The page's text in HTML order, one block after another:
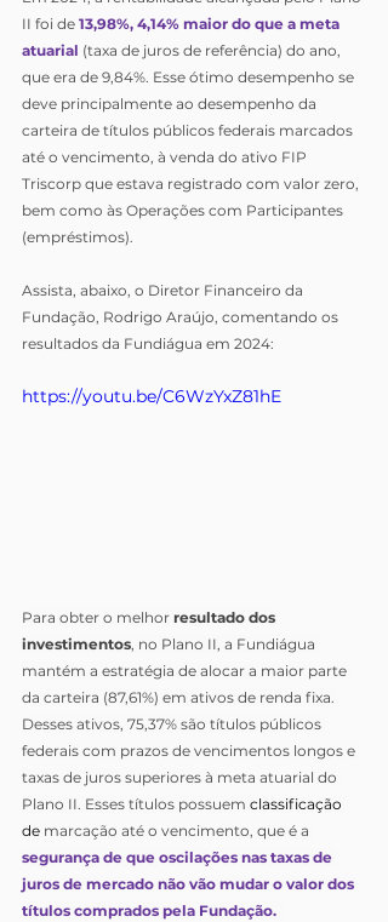
II foi de 13,98%, 4,14% maior do que a meta
atuarial (taxa de juros de referência) do ano,
que era de 9,84%. Esse ótimo desempenho se
deve principalmente ao desempenho da
carteira de títulos públicos federais marcados
até o vencimento, à venda do ativo FIP
Triscorp que estava registrado com valor zero,
bem como às Operações com Participantes
(empréstimos).
Assista, abaixo, o Diretor Financeiro da
Fundação, Rodrigo Araújo, comentando os
resultados da Fundiágua em 2024:
https://youtu.be/C6WzYxZ81hE
Para obter o melhor resultado dos
investimentos, no Plano II, a Fundiágua
mantém a estratégia de alocar a maior parte
da carteira (87,61%) em ativos de renda fixa.
Desses ativos, 75,37% são títulos públicos
federais com prazos de vencimentos longos e
taxas de juros superiores à meta atuarial do
Plano II. Esses títulos possuem classificação
de marcação até o vencimento, que é a
segurança de que oscilações nas taxas de
juros de mercado não vão mudar o valor dos
títulos comprados pela Fundação.